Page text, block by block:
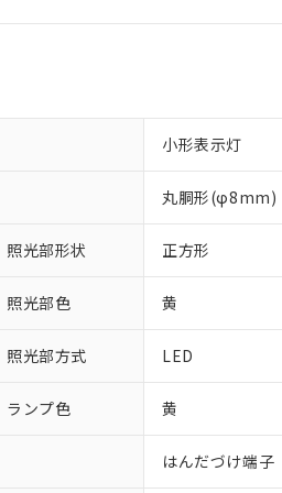
小形表示灯
丸胴形(φ8mm)
照光部形状 正方形
照光部色 黄
照光部方式 LED
ランプ色 黄
はんだづけ端子
ご利用条件
以下の条件をお
当社制御機
在庫状況お
正式な納期
当社販売員に
オムロン制
対応済み：EU
対応予定：EU
調査・確認中：
非該当品：ライ
仕入先様の事情に
があります。
*EU RoHS指令（10物質
六価クロム(Cr(Ⅵ))
フタル酸ビス(2-エチ
ル（DBP） 1000ppm
但し、RoHS指令で産
フタル酸エステル類の
※2 対応予定月
※1 中国
「×」：最大均質
「－」：未確認
*中国RoHS10物質の基
Pb(鉛) :1000ppm、
DBP(フタル酸ジブチ
う）を輸出
などの必要な
置等に一切
当社は、貴
また当社は
記
号
説明
○
△ 一定数に